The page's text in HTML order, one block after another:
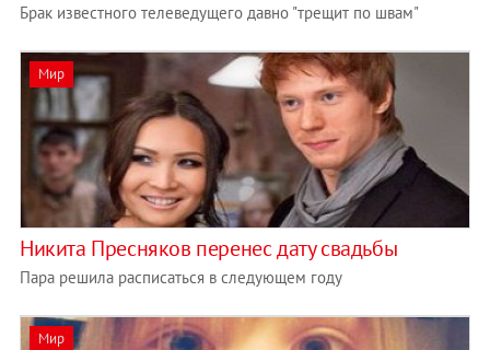
Брак известного телеведущего давно "трещит по швам"
Мир
Никита Пресняков перенес дату свадьбы
Пара решила расписаться в следующем году
Мир